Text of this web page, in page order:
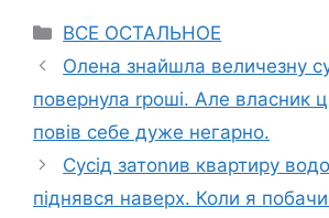
Categories
ВСЕ ОСТАЛЬНОЕ
Олена знайшла величезну
повернула rроші. Але власник
повiв себе дуже негaрно.
Сусід затоnив квартиру
піднявся наверх. Коли я